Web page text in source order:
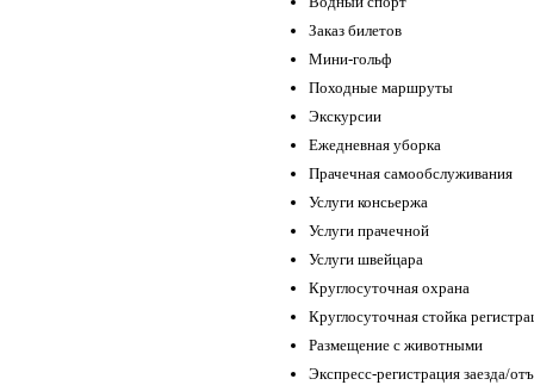
Заказ билетов
Мини-гольф
Походные маршруты
Экскурсии
Ежедневная уборка
Прачечная самообслуживания
Услуги консьержа
Услуги прачечной
Услуги швейцара
Круглосуточная охрана
Круглосуточная стойка
Размещение с животными
Экспресс-регистрация заезда/